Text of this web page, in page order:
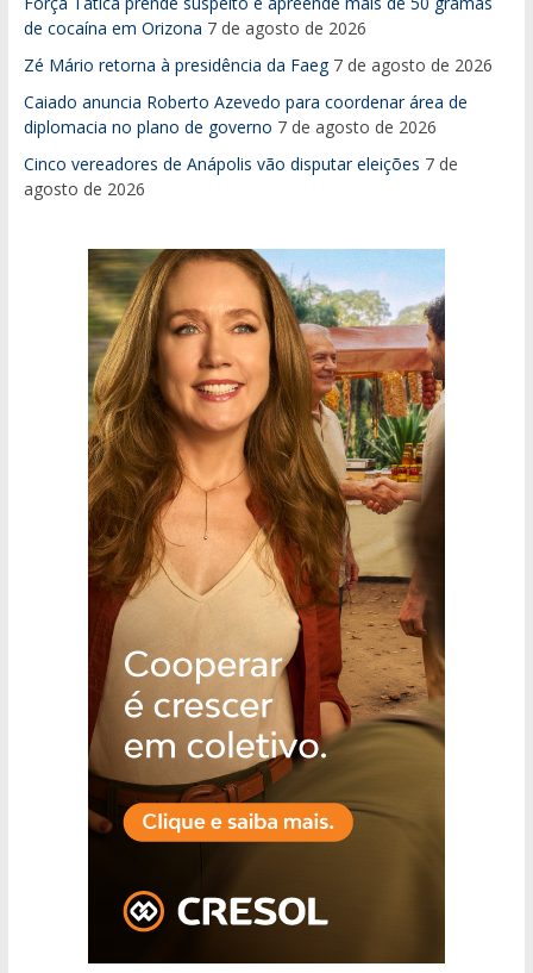
de cocaína em Orizona 7 de agosto de 2026
Zé Mário retorna à presidência da Faeg 7 de agosto de 2026
Caiado anuncia Roberto Azevedo para coordenar área de
diplomacia no plano de governo 7 de agosto de 2026
Cinco vereadores de Anápolis vão disputar eleições 7 de
agosto de 2026